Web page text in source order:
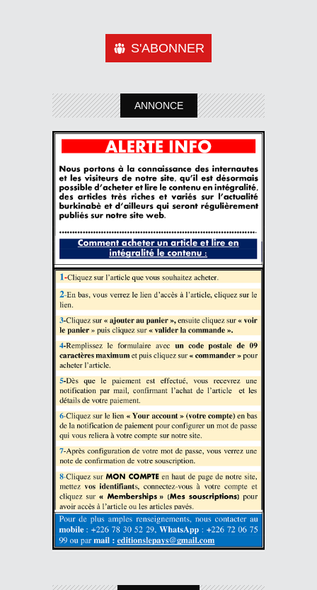
S'ABONNER
ANNONCE